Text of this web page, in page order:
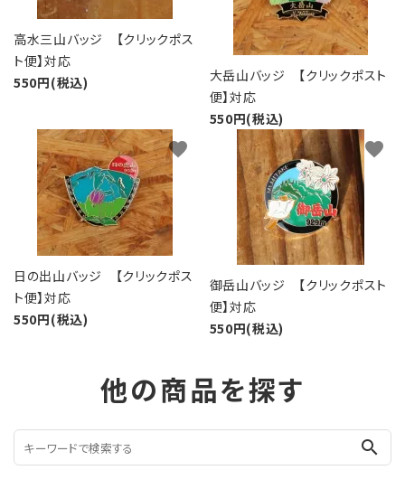
高水三山バッジ 【クリックポス
ト便】対応
550円(税込)
大岳山バッジ 【クリックポスト
便】対応
550円(税込)
日の出山バッジ 【クリックポス
ト便】対応
550円(税込)
favorite
御岳山バッジ 【クリックポスト
便】対応
550円(税込)
favorite
他の商品を探す
search